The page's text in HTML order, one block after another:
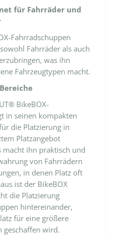
für Fahrräder und
Fahrradschuppen
Fahrräder als auch
was ihn
Fahrzeugtypen macht.
BikeBOX-
in seinen kompakten
die Platzierung in
Platzangebot
macht ihn praktisch und
von Fahrrädern
in denen Platz oft
ist der BikeBOX
die Platzierung
hintereinander,
für eine größere
geschaffen wird.